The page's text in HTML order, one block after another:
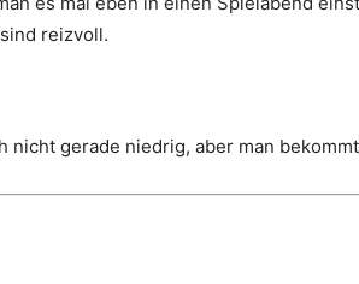
reizvoll.
gerade niedrig, aber man